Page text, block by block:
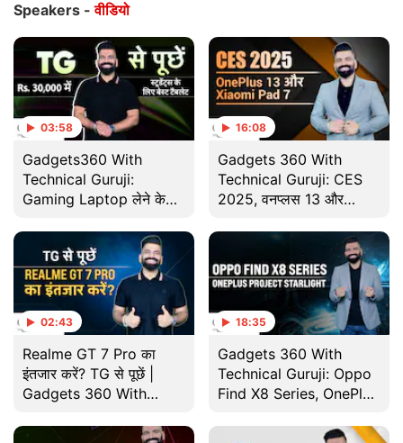
Speakers -वीडियो
03:58
Gadgets360 With
Technical Guruji:
Gaming Laptop लेने के
16:08
Gadgets 360 With
Technical Guruji: CES
2025, वनप्लस 13 और
02:43
Realme GT 7 Pro का
इंतजार करें? TG से पूछें |
Gadgets 360 With
18:35
Gadgets 360 With
Technical Guruji: Oppo
Find X8 Series, OnePlus